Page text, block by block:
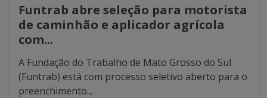
Funtrab abre seleção para motorista
de caminhão e aplicador agrícola
com...
A Fundação do Trabalho de Mato Grosso do Sul
(Funtrab) está com processo seletivo aberto para o
preenchimento...